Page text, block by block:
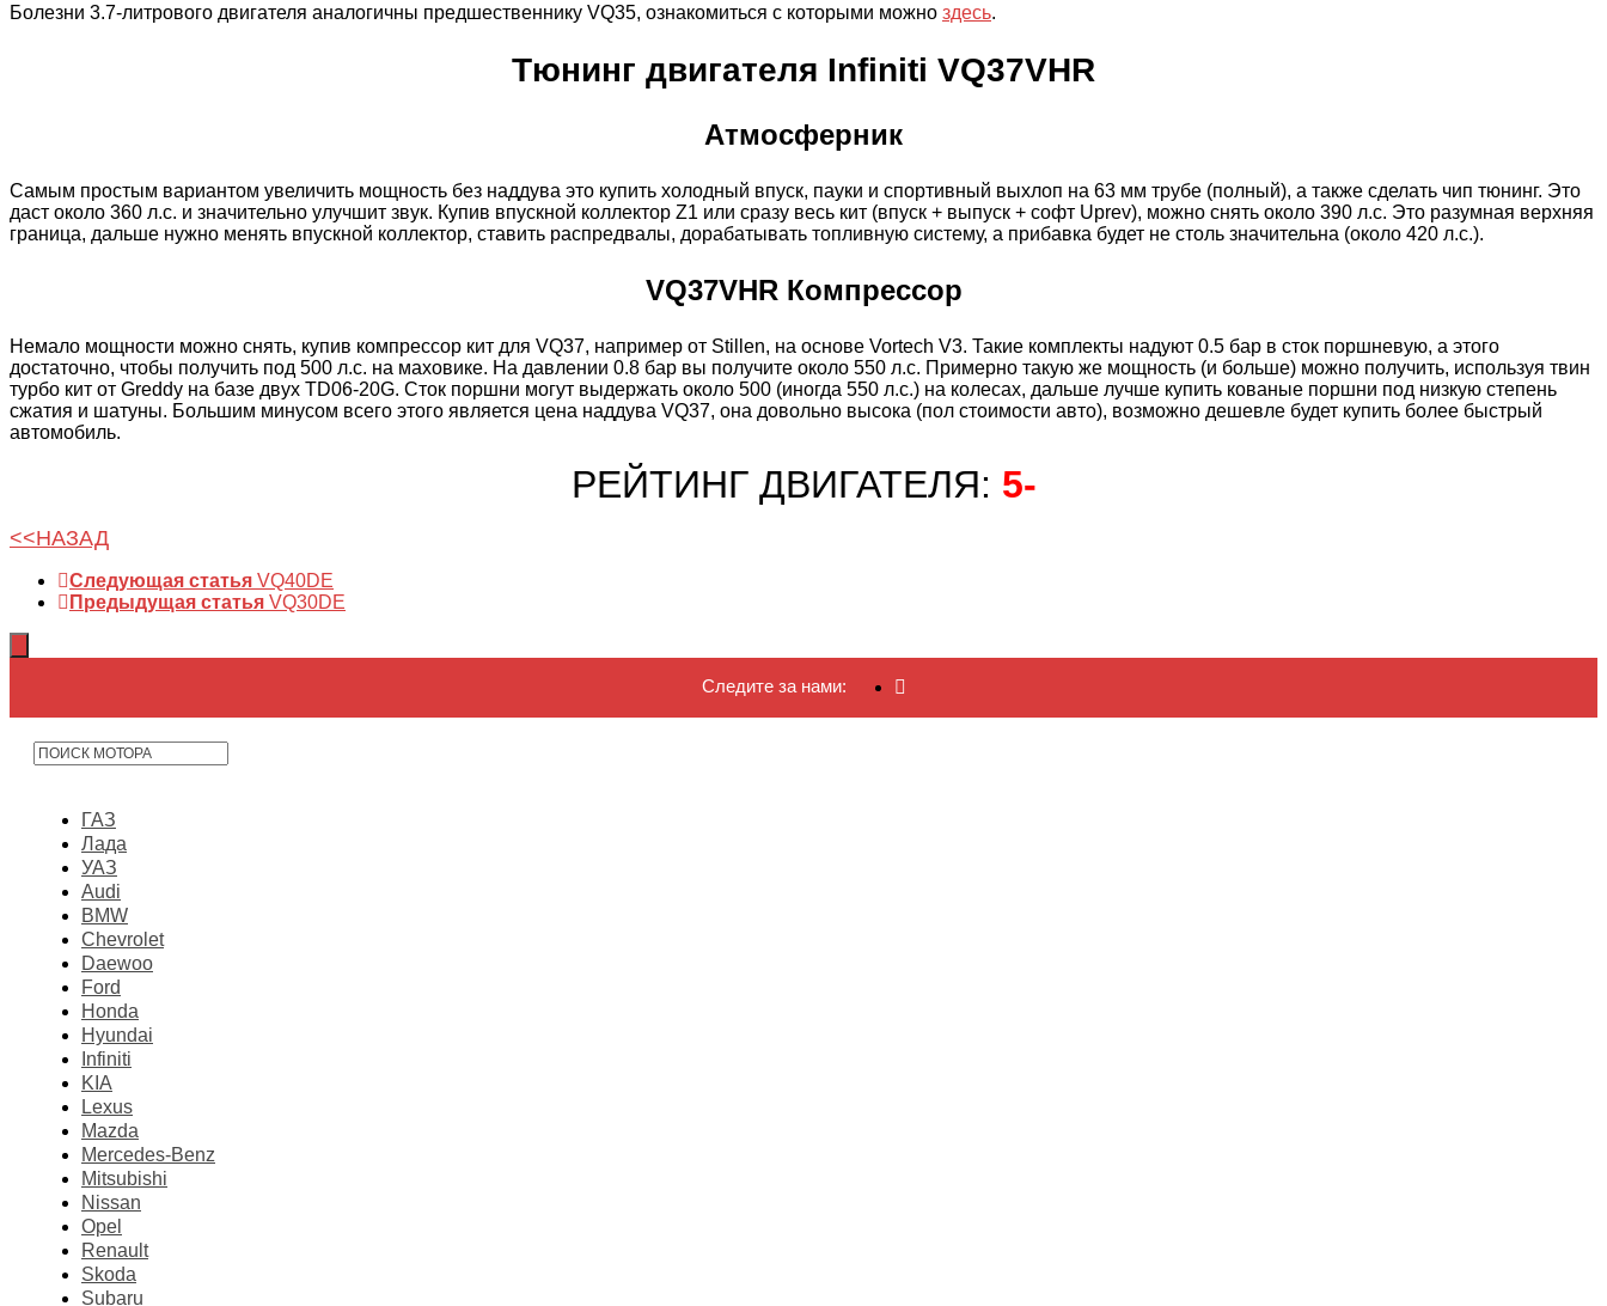
Болезни 3.7-литрового двигателя аналогичны предшественнику VQ35, ознакомиться с которыми можно здесь.
Тюнинг двигателя Infiniti VQ37VHR
Атмосферник
Самым простым вариантом увеличить мощность без наддува это купить холодный впуск, пауки и спортивный выхлоп на 63 мм трубе (полный), а также сделать чип тюнинг. Это
даст около 360 л.с. и значительно улучшит звук. Купив впускной коллектор Z1 или сразу весь кит (впуск + выпуск + софт Uprev), можно снять около 390 л.с. Это разумная верхняя
граница, дальше нужно менять впускной коллектор, ставить распредвалы, дорабатывать топливную систему, а прибавка будет не столь значительна (около 420 л.с.).
VQ37VHR Компрессор
Немало мощности можно снять, купив компрессор кит для VQ37, например от Stillen, на основе Vortech V3. Такие комплекты надуют 0.5 бар в сток поршневую, а этого
достаточно, чтобы получить под 500 л.с. на маховике. На давлении 0.8 бар вы получите около 550 л.с. Примерно такую же мощность (и больше) можно получить, используя твин
турбо кит от Greddy на базе двух TD06-20G. Сток поршни могут выдержать около 500 (иногда 550 л.с.) на колесах, дальше лучше купить кованые поршни под низкую степень
сжатия и шатуны. Большим минусом всего этого является цена наддува VQ37, она довольно высока (пол стоимости авто), возможно дешевле будет купить более быстрый
автомобиль.
РЕЙТИНГ ДВИГАТЕЛЯ: 5-
<<НАЗАД
Следующая статья VQ40DE
Предыдущая статья VQ30DE
Следите за нами:
ГАЗ
Лада
УАЗ
Audi
BMW
Chevrolet
Daewoo
Ford
Honda
Hyundai
Infiniti
KIA
Lexus
Mazda
Mercedes-Benz
Mitsubishi
Nissan
Opel
Renault
Skoda
Subaru